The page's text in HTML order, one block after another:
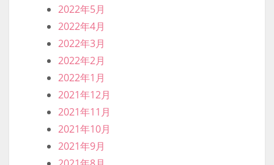
2023年7月
2023年6月
2023年5月
2023年4月
2023年3月
2023年2月
2023年1月
2022年12月
2022年11月